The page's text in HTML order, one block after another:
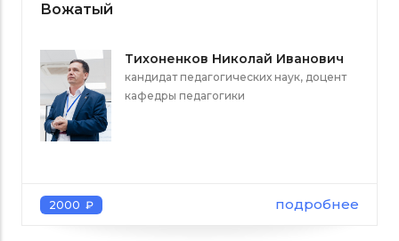
Вожатый
Тихоненков Николай Иванович
кандидат педагогических наук, доцент
кафедры педагогики
2000 ₽ подробнее